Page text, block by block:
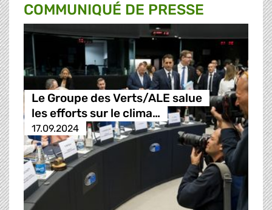
COMMUNIQUÉ DE PRESSE
Le Groupe des Verts/ALE salue
les efforts sur le clima…
17.09.2024